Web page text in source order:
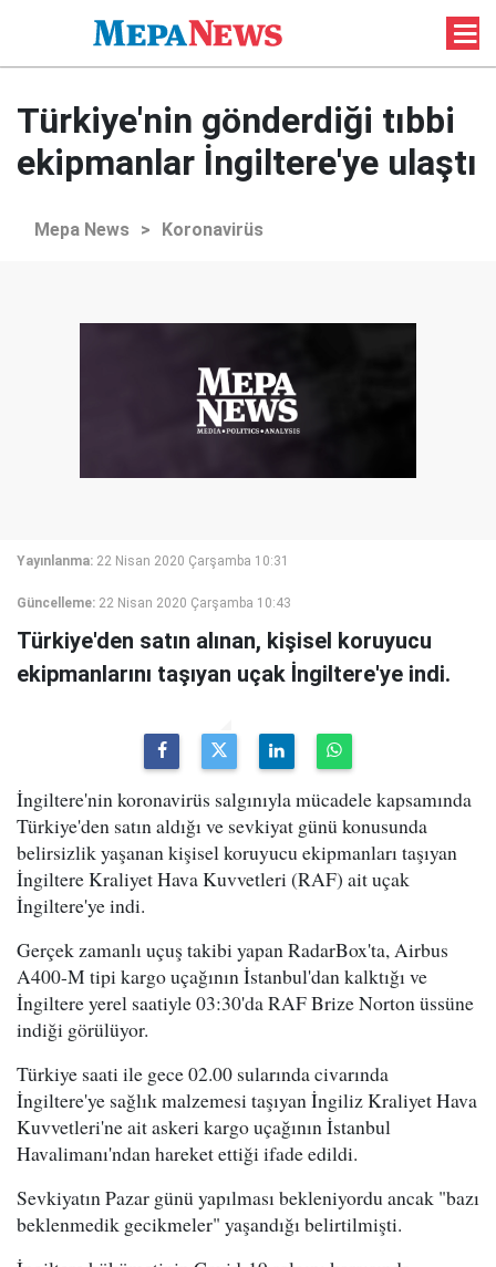
Türkiye'nin gönderdiği tıbbi
ekipmanlar İngiltere'ye ulaştı
Mepa News > Koronavirüs
Yayınlanma: 22 Nisan 2020 Çarşamba 10:31
Güncelleme: 22 Nisan 2020 Çarşamba 10:43
Türkiye'den satın alınan, kişisel koruyucu
ekipmanlarını taşıyan uçak İngiltere'ye indi.
İngiltere'nin koronavirüs salgınıyla mücadele kapsamında
Türkiye'den satın aldığı ve sevkiyat günü konusunda
belirsizlik yaşanan kişisel koruyucu ekipmanları taşıyan
İngiltere Kraliyet Hava Kuvvetleri (RAF) ait uçak
İngiltere'ye indi.
Gerçek zamanlı uçuş takibi yapan RadarBox'ta, Airbus
A400-M tipi kargo uçağının İstanbul'dan kalktığı ve
İngiltere yerel saatiyle 03:30'da RAF Brize Norton üssüne
indiği görülüyor.
Türkiye saati ile gece 02.00 sularında civarında
İngiltere'ye sağlık malzemesi taşıyan İngiliz Kraliyet Hava
Kuvvetleri'ne ait askeri kargo uçağının İstanbul
Havalimanı'ndan hareket ettiği ifade edildi.
Sevkiyatın Pazar günü yapılması bekleniyordu ancak "bazı
beklenmedik gecikmeler" yaşandığı belirtilmişti.